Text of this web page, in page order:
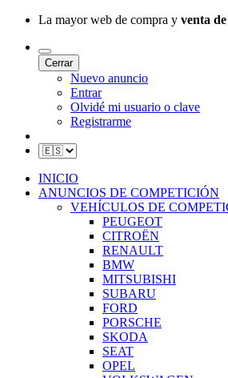
La mayor web de compra y venta
Cerrar
Nuevo anuncio
Entrar
Olvidé mi usuario o clave
Registrarme
INICIO
ANUNCIOS DE COMPETICIÓN
VEHÍCULOS DE
PEUGEOT
CITROËN
RENAULT
BMW
MITSUBISHI
SUBARU
FORD
PORSCHE
SKODA
SEAT
OPEL